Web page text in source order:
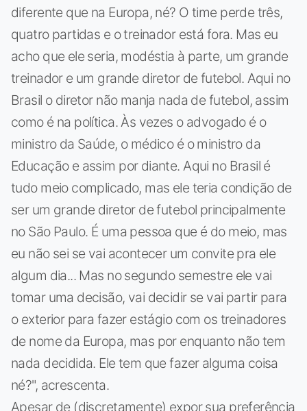
diferente que na Europa, né? O time perde três,
quatro partidas e o treinador está fora. Mas eu
acho que ele seria, modéstia à parte, um grande
treinador e um grande diretor de futebol. Aqui no
Brasil o diretor não manja nada de futebol, assim
como é na política. Às vezes o advogado é o
ministro da Saúde, o médico é o ministro da
Educação e assim por diante. Aqui no Brasil é
tudo meio complicado, mas ele teria condição de
ser um grande diretor de futebol principalmente
no São Paulo. É uma pessoa que é do meio, mas
eu não sei se vai acontecer um convite pra ele
algum dia... Mas no segundo semestre ele vai
tomar uma decisão, vai decidir se vai partir para
o exterior para fazer estágio com os treinadores
de nome da Europa, mas por enquanto não tem
nada decidida. Ele tem que fazer alguma coisa
né?", acrescenta.
Apesar de (discretamente) expor sua preferência